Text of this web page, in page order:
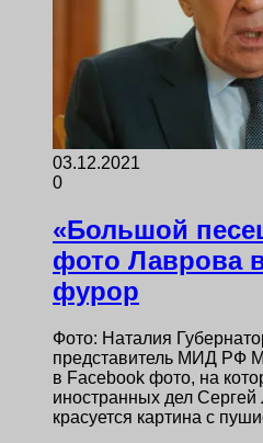
03.12.2021
0
«Большой
фото Лаврова
фурор
Фото: Наталия
представитель МИД РФ
в Facebook фото, на
иностранных дел Сергей
красуется картина с